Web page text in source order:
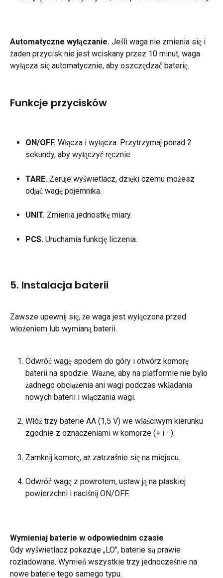
Automatyczne wyłączanie. Jeśli waga nie zmienia się i
żaden przycisk nie jest wciskany przez 10 minut, waga
wyłącza się automatycznie, aby oszczędzać baterię.
Funkcje przycisków
ON/OFF. Włącza i wyłącza. Przytrzymaj ponad 2
sekundy, aby wyłączyć ręcznie.
TARE. Zeruje wyświetlacz, dzięki czemu możesz
odjąć wagę pojemnika.
UNIT. Zmienia jednostkę miary.
PCS. Uruchamia funkcję liczenia.
5. Instalacja baterii
Zawsze upewnij się, że waga jest wyłączona przed
włożeniem lub wymianą baterii.
Odwróć wagę spodem do góry i otwórz komorę
baterii na spodzie. Ważne, aby na platformie nie było
żadnego obciążenia ani wagi podczas wkładania
nowych baterii i włączania wagi.
Włóż trzy baterie AA (1,5 V) we właściwym kierunku
zgodnie z oznaczeniami w komorze (+ i −).
Zamknij komorę, aż zatrzaśnie się na miejscu.
Odwróć wagę z powrotem, ustaw ją na płaskiej
powierzchni i naciśnij ON/OFF.
Wymieniaj baterie w odpowiednim czasie
Gdy wyświetlacz pokazuje „LO", baterie są prawie
rozładowane. Wymień wszystkie trzy jednocześnie na
nowe baterie tego samego typu.